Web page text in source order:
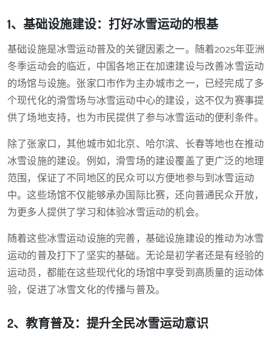
1、基础设施建设：打好冰雪运动的根基
基础设施是冰雪运动普及的关键因素之一。随着2025年亚洲
冬季运动会的临近，中国各地正在加速建设与改善冰雪运动
的场馆与设施。张家口市作为主办城市之一，已经完成了多
个现代化的滑雪场与冰雪运动中心的建设，这不仅为赛事提
供了场地支持，也为市民提供了参与冰雪运动的便利条件。
除了张家口，其他城市如北京、哈尔滨、长春等地也在推动
冰雪设施的建设。例如，滑雪场的建设覆盖了更广泛的地理
范围，保证了不同地区的民众可以方便地参与到冰雪运动
中。这些场馆不仅能够承办国际比赛，还向普通民众开放，
为更多人提供了学习和体验冰雪运动的机会。
随着这些冰雪运动设施的完善，基础设施建设的推动为冰雪
运动的普及打下了坚实的基础。无论是初学者还是有经验的
运动员，都能在这些现代化的场馆中享受到高质量的运动体
验，促进了冰雪文化的传播与普及。
2、教育普及：提升全民冰雪运动意识